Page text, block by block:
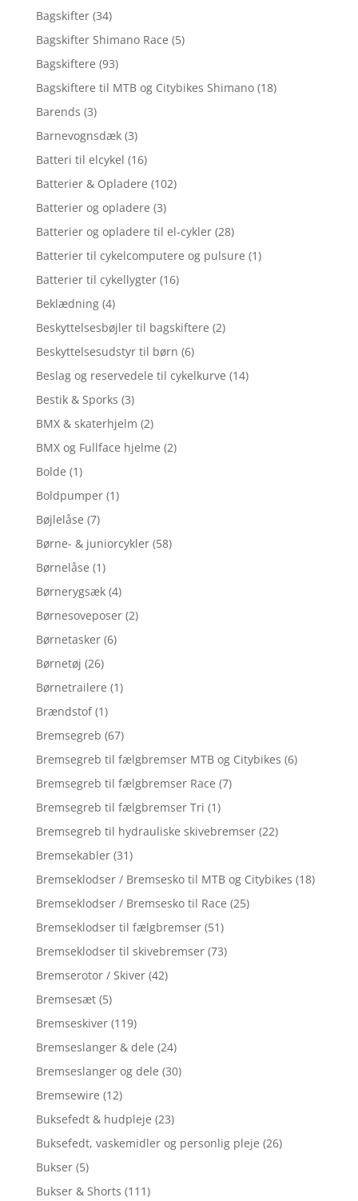
Bagskifter (34)
Bagskifter Shimano Race (5)
Bagskiftere (93)
Bagskiftere til MTB og Citybikes Shimano (18)
Barends (3)
Barnevognsdæk (3)
Batteri til elcykel (16)
Batterier & Opladere (102)
Batterier og opladere (3)
Batterier og opladere til el-cykler (28)
Batterier til cykelcomputere og pulsure (1)
Batterier til cykellygter (16)
Beklædning (4)
Beskyttelsesbøjler til bagskiftere (2)
Beskyttelsesudstyr til børn (6)
Beslag og reservedele til cykelkurve (14)
Bestik & Sporks (3)
BMX & skaterhjelm (2)
BMX og Fullface hjelme (2)
Bolde (1)
Boldpumper (1)
Bøjlelåse (7)
Børne- & juniorcykler (58)
Børnelåse (1)
Børnerygsæk (4)
Børnesoveposer (2)
Børnetasker (6)
Børnetøj (26)
Børnetrailere (1)
Brændstof (1)
Bremsegreb (67)
Bremsegreb til fælgbremser MTB og Citybikes (6)
Bremsegreb til fælgbremser Race (7)
Bremsegreb til fælgbremser Tri (1)
Bremsegreb til hydrauliske skivebremser (22)
Bremsekabler (31)
Bremseklodser / Bremsesko til MTB og Citybikes (18)
Bremseklodser / Bremsesko til Race (25)
Bremseklodser til fælgbremser (51)
Bremseklodser til skivebremser (73)
Bremserotor / Skiver (42)
Bremsesæt (5)
Bremseskiver (119)
Bremseslanger & dele (24)
Bremseslanger og dele (30)
Bremsewire (12)
Buksefedt & hudpleje (23)
Buksefedt, vaskemidler og personlig pleje (26)
Bukser (5)
Bukser & Shorts (111)